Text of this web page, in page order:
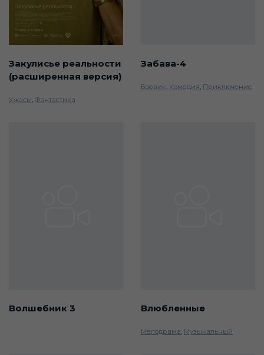
Закулисье реальности
(расширенная версия)
Ужасы Фантастика
Забава-4
Боевик Комедия Приключение
Волшебник 3 Влюбленные
Мелодрама, Музыкальный